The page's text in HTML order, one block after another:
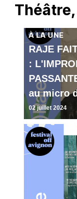
À LA UNE
RAJE
:
au micro
02 juillet 2024